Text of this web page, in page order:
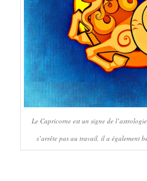
Le Capricorne est un signe de
s’arrête pas au travail, il a également